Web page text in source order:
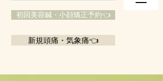
初回美容鍼・小顔矯正予約👈
新規頭痛・気象痛👈